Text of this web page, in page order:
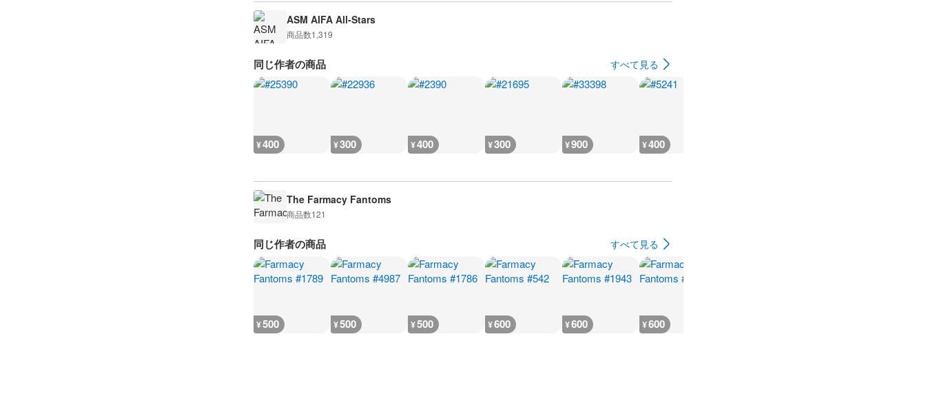
ASM AIFA All-Stars
商品数1,319
同じ作者の商品 すべて見る
¥400 ¥300 ¥400 ¥300 ¥900 ¥400
The Farmacy Fantoms
商品数121
同じ作者の商品 すべて見る
¥500 ¥500 ¥500 ¥600 ¥600 ¥600